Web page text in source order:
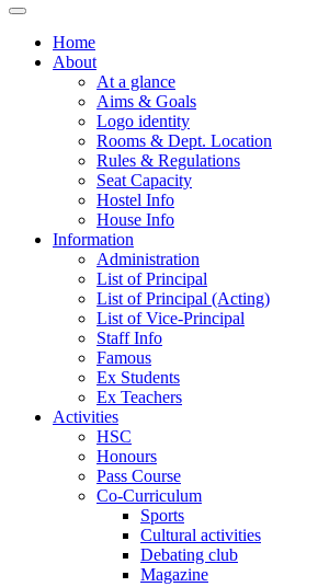
Home
About
At a glance
Aims & Goals
Logo identity
Rooms & Dept. Location
Rules & Regulations
Seat Capacity
Hostel Info
House Info
Information
Administration
List of Principal
List of Principal (Acting)
List of Vice-Principal
Staff Info
Famous
Ex Students
Ex Teachers
Activities
HSC
Honours
Pass Course
Co-Curriculum
Sports
Cultural activities
Debating club
Magazine